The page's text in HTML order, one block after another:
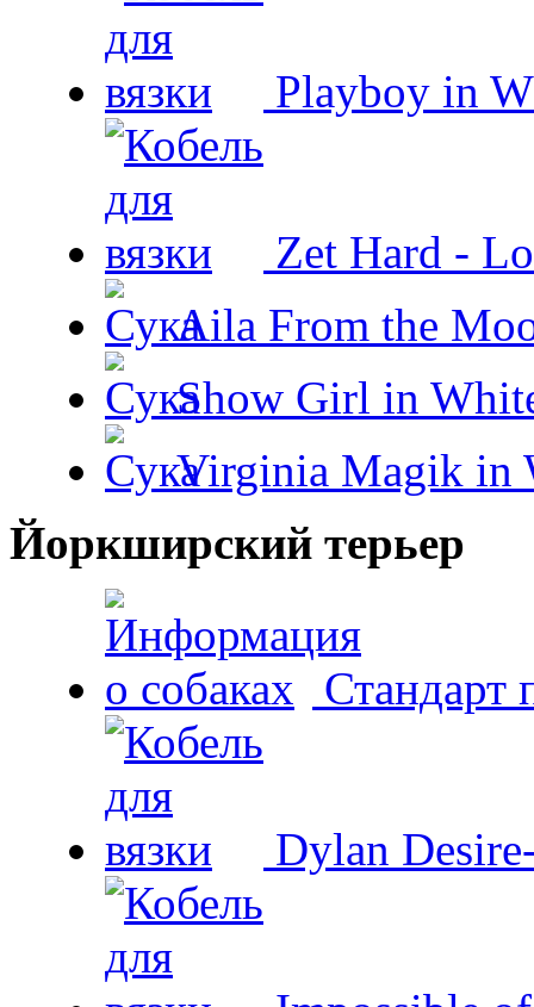
Playboy in
Zet Hard -
Aila From the
Show Girl in
Virginia Magik in
Йоркширский терьер
Dylan